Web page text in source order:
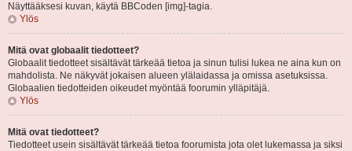
Näyttääksesi kuvan, käytä BBCoden [img]-tagia.
Ylös
Mitä ovat globaalit tiedotteet?
Globaalit tiedotteet sisältävät tärkeää tietoa ja sinun tulisi lukea ne aina kun on
mahdolista. Ne näkyvät jokaisen alueen ylälaidassa ja omissa asetuksissa.
Globaalien tiedotteiden oikeudet myöntää foorumin ylläpitäjä.
Ylös
Mitä ovat tiedotteet?
Tiedotteet usein sisältävät tärkeää tietoa foorumista jota olet lukemassa ja siksi